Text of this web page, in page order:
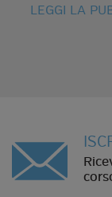
LEGGI LA